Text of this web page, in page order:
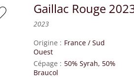
Gaillac Rouge
2023
Origine France / Sud
Ouest
Cépage
50% Syrah, 50%
Braucol